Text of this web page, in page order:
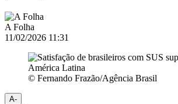
A Folha
11/02/2026 11:31
© Fernando Frazão/Agência Brasil
A-